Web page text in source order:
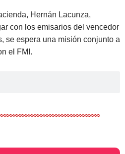
Hernán Lacunza,
con los emisarios del vencedor
se espera una misión conjunto a
el FMI.